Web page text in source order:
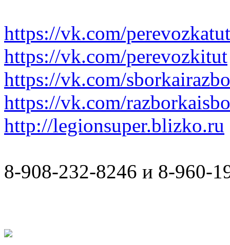
https://vk.com/perevozkatut
https://vk.com/perevozkitut
https://vk.com/
https://vk.com/
http://legionsuper.blizko.ru
8-908-232-8246 и 8-960-